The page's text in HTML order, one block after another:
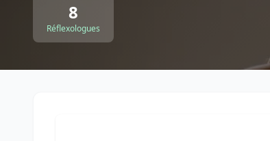
8
Réflexologues